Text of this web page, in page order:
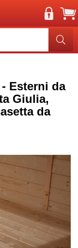
Esterni da
Giulia,
da